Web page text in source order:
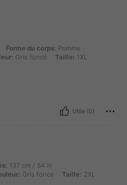
Hanches: 110 cm / 43 in, Taille:
Forme du corps: Pomme
Gris foncé Taille: 1XL
Utile (0)
du corps: Triangle, Buste: 123 cm /
137 cm / 54 in
Gris foncé Taille: 2XL